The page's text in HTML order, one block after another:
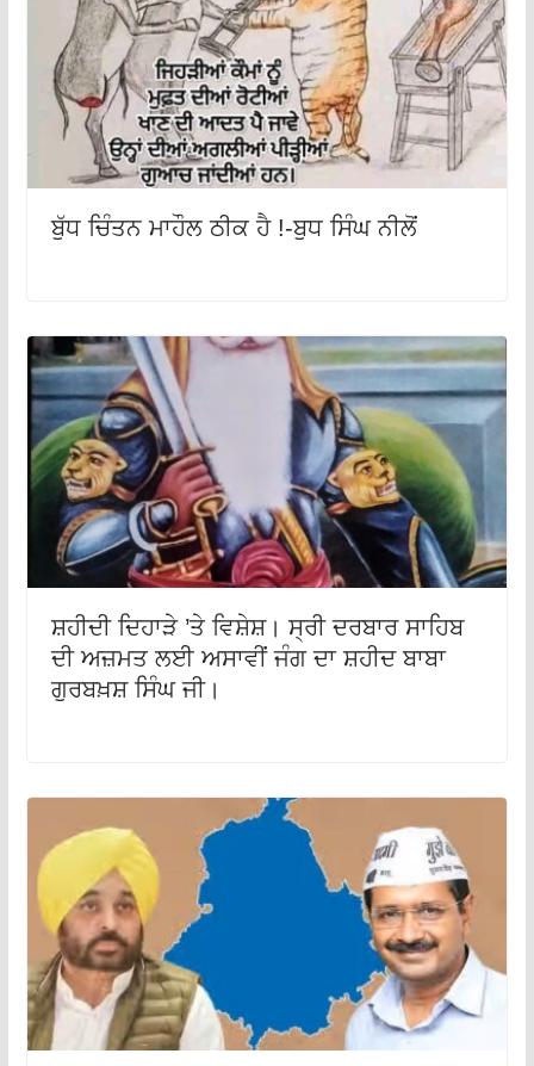
ਬੁੱਧ ਚਿੰਤਨ ਮਾਹੌਲ ਠੀਕ ਹੈ !-ਬੁਧ ਸਿੰਘ ਨੀਲੋਂ
ਸ਼ਹੀਦੀ ਦਿਹਾੜੇ ’ਤੇ ਵਿਸ਼ੇਸ਼। ਸ੍ਰੀ ਦਰਬਾਰ ਸਾਹਿਬ
ਦੀ ਅਜ਼ਮਤ ਲਈ ਅਸਾਵੀਂ ਜੰਗ ਦਾ ਸ਼ਹੀਦ ਬਾਬਾ
ਗੁਰਬਖ਼ਸ਼ ਸਿੰਘ ਜੀ।